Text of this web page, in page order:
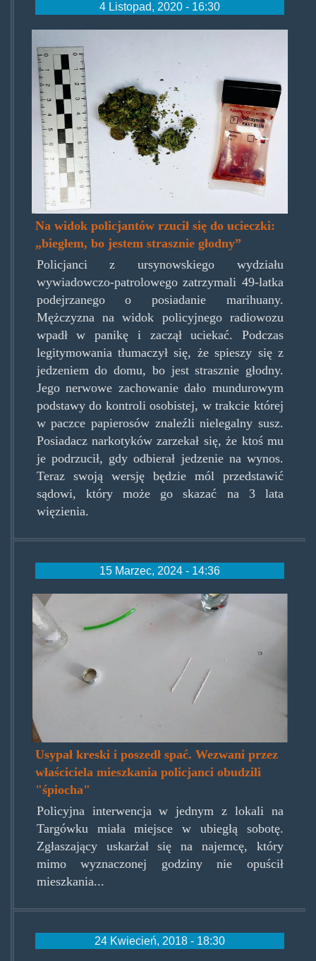
4 Listopad, 2020 - 16:30
ursynow-
warszawa-
marihuana.jpg
Na widok policjantów rzucił się do ucieczki:
„biegłem, bo jestem strasznie głodny”
Policjanci z ursynowskiego wydziału
wywiadowczo-patrolowego zatrzymali 49-latka
podejrzanego o posiadanie marihuany.
Mężczyzna na widok policyjnego radiowozu
wpadł w panikę i zaczął uciekać. Podczas
legitymowania tłumaczył się, że spieszy się z
jedzeniem do domu, bo jest strasznie głodny.
Jego nerwowe zachowanie dało mundurowym
podstawy do kontroli osobistej, w trakcie której
w paczce papierosów znaleźli nielegalny susz.
Posiadacz narkotyków zarzekał się, że ktoś mu
je podrzucił, gdy odbierał jedzenie na wynos.
Teraz swoją wersję będzie mól przedstawić
sądowi, który może go skazać na 3 lata
więzienia.
15 Marzec, 2024 - 14:36
zrzut_ekranu_z_2024-
03-
15_14-
Usypał kreski i poszedł spać. Wezwani przez
właściciela mieszkania policjanci obudzili
"śpiocha"
Policyjna interwencja w jednym z lokali na
Targówku miała miejsce w ubiegłą sobotę.
Zgłaszający uskarżał się na najemcę, który
mimo wyznaczonej godziny nie opuścił
mieszkania...
24 Kwiecień, 2018 - 18:30